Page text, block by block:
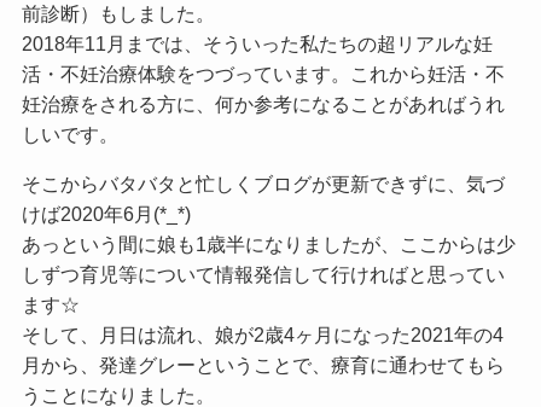
前診断）もしました。
2018年11月までは、そういった私たちの超リアルな妊
活・不妊治療体験をつづっています。これから妊活・不
妊治療をされる方に、何か参考になることがあればうれ
しいです。
そこからバタバタと忙しくブログが更新できずに、気づ
けば2020年6月(*_*)
あっという間に娘も1歳半になりましたが、ここからは少
しずつ育児等について情報発信して行ければと思ってい
ます☆
そして、月日は流れ、娘が2歳4ヶ月になった2021年の4
月から、発達グレーということで、療育に通わせてもら
うことになりました。